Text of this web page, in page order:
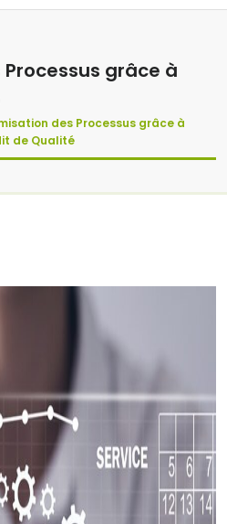
grâce à
des Processus grâce à
de Qualité